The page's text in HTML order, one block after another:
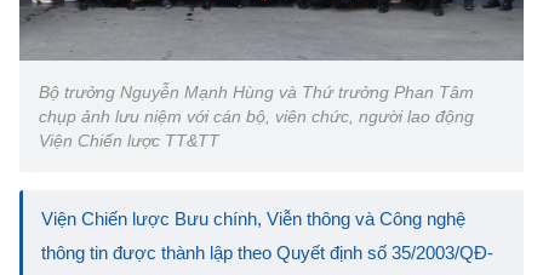
Bộ trưởng Nguyễn Mạnh Hùng và Thứ trưởng Phan Tâm
chụp ảnh lưu niệm với cán bộ, viên chức, người lao động
Viện Chiến lược TT&TT
Viện Chiến lược Bưu chính, Viễn thông và Công nghệ
thông tin được thành lập theo Quyết định số 35/2003/QĐ-